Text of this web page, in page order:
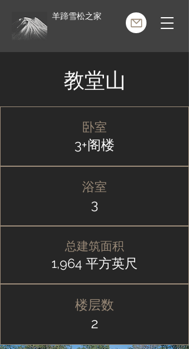
羊蹄雪松之家
教堂山
经典的
卧室
3+阁楼
浴室
3
总建筑面积
1,964 平方英尺
楼层数
2